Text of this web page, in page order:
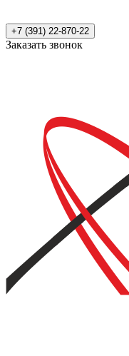
+7 (391) 22-870-22
Заказать звонок